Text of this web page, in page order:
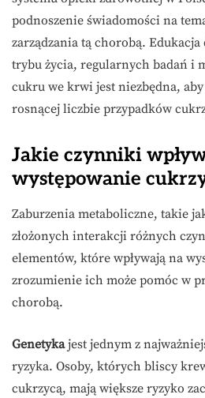
podnoszenie świadomości na
zarządzania tą chorobą. Edukacja
trybu życia, regularnych badań i
cukru we krwi jest niezbędna,
rosnącej liczbie przypadków
Jakie czynniki
występowanie
Zaburzenia metaboliczne, takie
złożonych interakcji różnych
elementów, które wpływają na
zrozumienie ich może pomóc w
chorobą.
Genetykajest jednym z
ryzyka. Osoby, których bliscy
cukrzycą, mają większe ryzyko